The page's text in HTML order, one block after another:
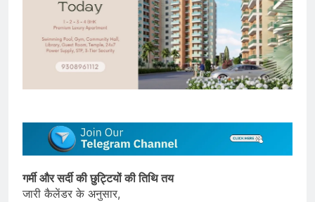
गर्मी और सर्दी की छुट्टियों की तिथि तय
जारी कैलेंडर के अनुसार,